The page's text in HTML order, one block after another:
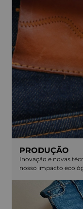
PRODUÇÃO
Inovação e novas
nosso impacto